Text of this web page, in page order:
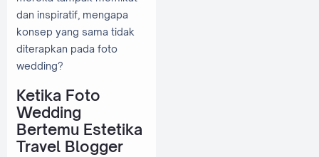
dan inspiratif, mengapa
konsep yang sama tidak
diterapkan pada foto
wedding?
Ketika Foto
Wedding
Bertemu Estetika
Travel Blogger